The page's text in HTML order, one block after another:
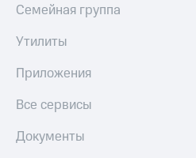
Семейная группа
Утилиты
Приложения
Все сервисы
Документы